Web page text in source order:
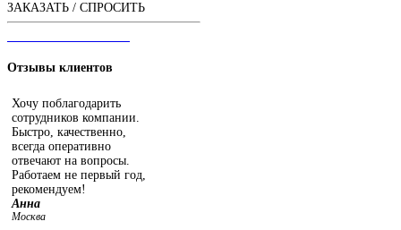
ЗАКАЗАТЬ / СПРОСИТЬ
Отзывы клиентов
Хочу поблагодарить
сотрудников компании.
Быстро, качественно,
всегда оперативно
отвечают на вопросы.
Работаем не первый год,
рекомендуем!
Анна
Москва